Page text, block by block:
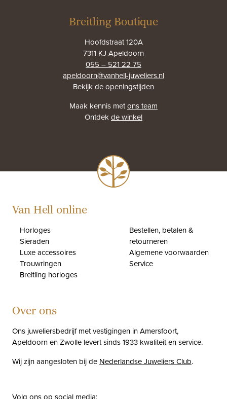
Breitling Boutique
Hoofdstraat 120A
7311 KJ Apeldoorn
055 – 521 22 75
apeldoorn@vanhell-juweliers.nl
Bekijk deopeningstijden
Maak kennis metons team
Ontdekde winkel
Van Hell online
Horloges
Sieraden
Luxe accessoires
Trouwringen
Breitling horloges
Bestellen, betalen &
retourneren
Algemene voorwaarden
Service
Over ons
Ons juweliersbedrijf met vestigingen in Amersfoort,
Apeldoorn en Zwolle levert sinds 1933 kwaliteit en service.
Wij zijn aangesloten bij de Nederlandse Juweliers Club.